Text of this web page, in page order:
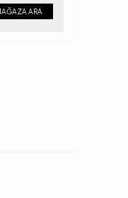
ARA